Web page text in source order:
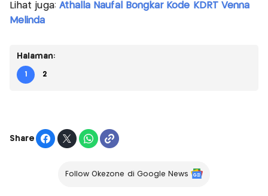
Lihat juga: Athalla Naufal Bongkar Kode KDRT Venna
Melinda
Halaman:
1 2
Share
Follow Okezone di Google News